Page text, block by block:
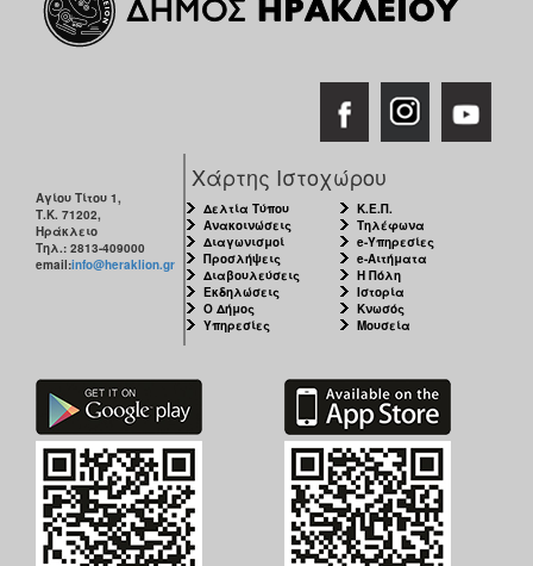
Αγίου Τίτου 1,
Τ.Κ. 71202,
Ηράκλειο
Τηλ.: 2813-409000
email:info@heraklion.gr
Χάρτης Ιστοχώρου
Δελτία Τύπου
Ανακοινώσεις
Διαγωνισμοί
Προσλήψεις
Διαβουλεύσεις
Εκδηλώσεις
Ο Δήμος
Υπηρεσίες
Κ.Ε.Π.
Τηλέφωνα
e-Υπηρεσίες
e-Αιτήματα
Η Πόλη
Ιστορία
Κνωσός
Μουσεία